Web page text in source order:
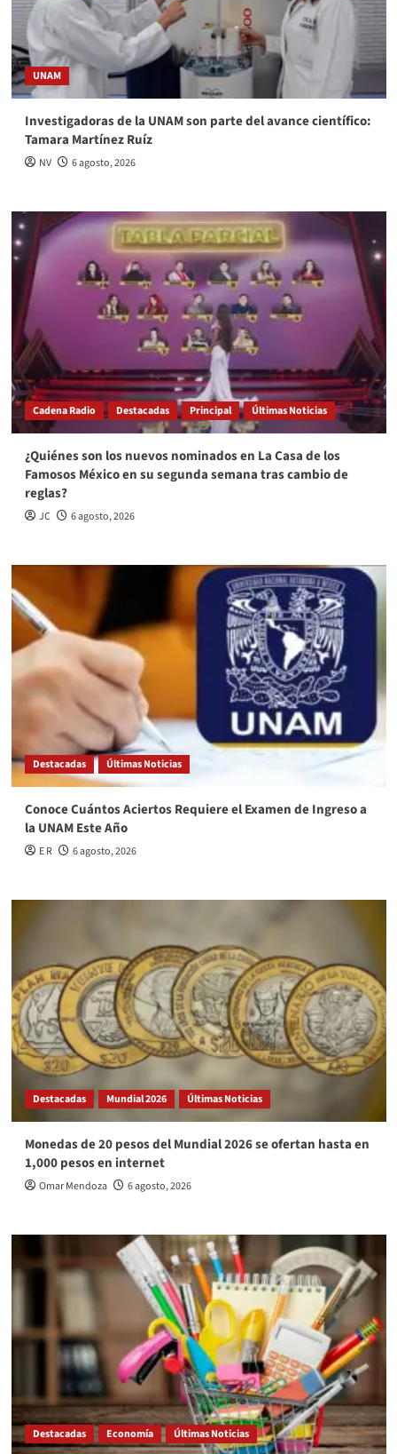
UNAM
Investigadoras de la UNAM son parte del avance científico:
Tamara Martínez Ruíz
NV 6 agosto, 2026
Cadena Radio Destacadas Principal Últimas Noticias
¿Quiénes son los nuevos nominados en La Casa de los
Famosos México en su segunda semana tras cambio de
reglas?
JC 6 agosto, 2026
Destacadas Últimas Noticias
Conoce Cuántos Aciertos Requiere el Examen de Ingreso a
la UNAM Este Año
E R 6 agosto, 2026
Destacadas Mundial 2026 Últimas Noticias
Monedas de 20 pesos del Mundial 2026 se ofertan hasta en
1,000 pesos en internet
Omar Mendoza 6 agosto, 2026
Destacadas Economía Últimas Noticias